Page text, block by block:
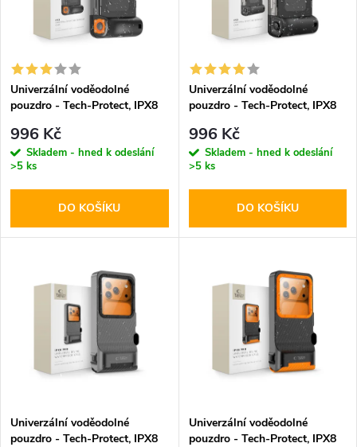
í
p
r
o
d
s
p
r
o
d
Univerzální voděodolné
pouzdro - Tech-Protect, IPX8
Orange
996 Kč
Skladem - hned k odeslání
>5 ks
DO KOŠÍKU
Univerzální voděodolné
pouzdro - Tech-Protect, IPX8
996 Kč
Skladem - hned k odeslání
>5 ks
DO KOŠÍKU
Univerzální voděodolné
pouzdro - Tech-Protect, IPX8
Univerzální voděodolné
pouzdro - Tech-Protect, IPX8